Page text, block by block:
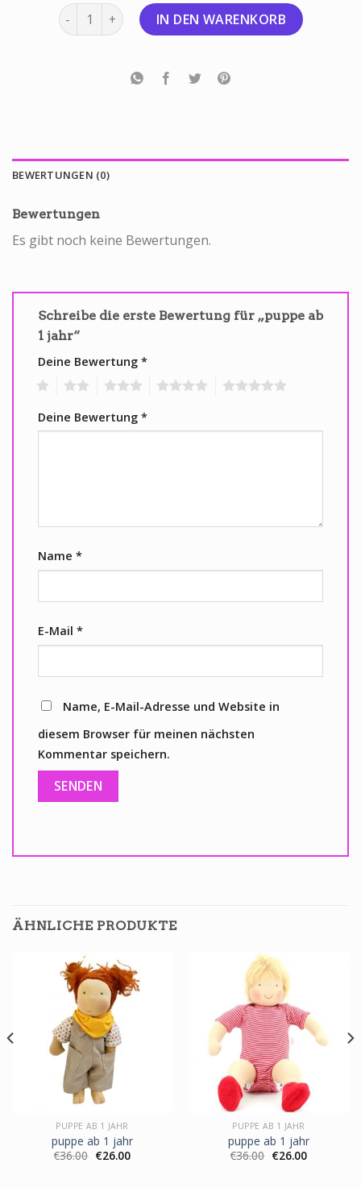
puppe ab 1 jahr MengeIN DEN WARENKORB
BEWERTUNGEN (0)
Bewertungen
Es gibt noch keine Bewertungen.
Schreibe die erste Bewertung für „puppe ab
1 jahr“
Deine Bewertung *
Deine Bewertung *
Name *
E-Mail *
Name, E-Mail-Adresse und Website in
diesem Browser für meinen nächsten
Kommentar speichern.
ÄHNLICHE PRODUKTE
PUPPE AB 1 JAHR
puppe ab 1 jahr
€36.00 €26.00
PUPPE AB 1 JAHR
puppe ab 1 jahr
€36.00 €26.00